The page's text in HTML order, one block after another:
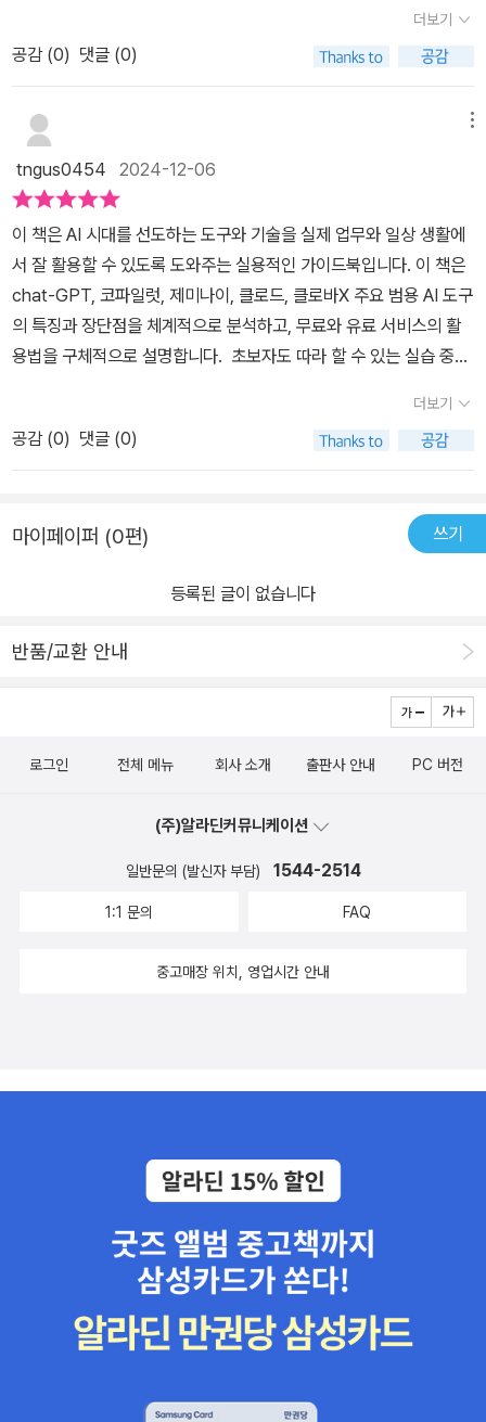
인의 삶에 어떤 영향을 미칠지를 고민하는 모든 분들에게도 도움이
될 것이다. 이 책과 더불어 '챗봇 2025 트렌드 & 활용백과'와 같이 보
면 활용면에서 더 좋을 것이다. ​​​​AI 미래를 준비하는 자들에게 필수 지
침서AI 2025 트렌드 & 활용백과채성모의 손에 잡히는 독서를 통해
도서 지원을 받아주관적으로 작성한 리뷰입니다.
운 재미를 느끼게 될 거라고 이야기하고 있다.​AI의 발전은 단순한 기
술 혁신을 넘어 이미 우리의 일상과 산업 전반을 재편하고 있다. 특히
적인 영향을 차분히 분석한다.​이 책에서 특히 눈길을 끄는 부분은 AI
가 직업 세계에 끼칠 변화다. 어떤 직업이 사라지고, 어떤 새로운 가능
성이 열릴 것인지, 데이터를 통해 보여준다. 하지만 그는 AI로 인한 일
자리 감소만을 경고하지 않는다. “AI를 활용하는 사람만이 새로운 시
대의 주인공이 될 수 있다”며 기술의 흐름을 이해하고 이를 기회로 삼
으라는 메시지를 전한다.​한편, AI와 인간의 관계에 대한 철학적 논의
도 깊이 있게 다룬다. AI가 인간을 넘어서는 지능을 갖게 되는 시대,
우리는 어떤 가치를 지켜야 할까? 기술이 발전할수록 인간 고유의 창
기술을 무작정 두려워하거나 맹목적으로 받아들이지 말고, 중심을 잡
고 주체적으로 활용할 수 있어야 한다고 말한다.​마지막으로 우리가
미래를 준비하는 방법에 대해 이야기한다. AI 기술을 이해하고 활용
법, 실천 전략을 구체적으로 제안하며 독자들이 당장 실천에 옮길 수
있는 지침을 제공한다.​책을 읽으며 가장 마음에 남았던 한 문장은 “기
술은 도구일 뿐, 그 도구를 어떻게 사용할지는 결국 인간의 몫이다”였
개인과 사회의 미래가 달라질 수 있음을 저자는 강조한다.​이 책은 변
삼기 위해 꼭 필요한 통찰을 담고 있다. AI가 만들어 갈 2025년 이후
‘AI 2025’는 우리가 주체적으로 미래를 준비하는 방법에 대해 생각하
있어야 한다는 메시지를 통해 독자들에게 따뜻한 경고와 함께 실천적
인 조언을 건네는 책이다.​ㅡ​'채성모의 손에 잡히는 독서(채손독)'를
스타 #하놀 @hagonolza블로그 https://blog.naver.com/hago
미디어 게시물, 디지털 엽서, 초대장, 카드뉴스 등 다양한 그래픽 작업
트하게 준비하는 방법을 알려줍니다. 🔖 AI 2025 트렌드: 우리가 주
목해야 할 10가지1️⃣AI 에이전트 르네상스 시대2025년, AI는 더 이
상 단순한 도구가 아닙니다. ‘AI 에이전트’는 우리의 업무 파트너로 진
화하며 흥정, 협상, 문제 해결 등 복잡한 작업도 스스로 수행합니다.
을 담당하게 될 것입니다.2️⃣AI 인터페이스 혁명복잡한 명령어를 이
해하지 않아도 AI를 쉽게 활용할 수 있는 시대가 열렸습니다. 멀티모
달 인터페이스를 통해 텍스트, 음성, 이미지를 동시에 처리할 수 있는
기술이 빠르게 발전하며 사용자 경험이 대폭 향상되고 있습니다. 3️⃣
검색의 뉴노멀: AI 검색의 일상화검색은 더 이상 키워드 입력에 머물
지 않습니다. AI는 대화형 인터페이스를 통해 사용자의 의도를 깊이
이해하고, 맞춤형 결과를 제공합니다. 특히 개인화된 추천과 실시간
데이터 분석이 AI 검색의 핵심입니다.4️⃣멀티모달 AI와 로봇 기술로
봇과 AI의 결합은 제조업부터 개인 비서 서비스까지 다양한 분야에서
대오픈AI, 구글, MS 등 글로벌 빅테크 기업들은 AI 언어모델 개발 경
쟁을 펼치고 있습니다. 각 기업은 더 빠르고 정확하며, 효율적인 AI 모
델을 제공하기 위해 치열한 기술 전쟁을 벌이고 있습니다....📚AI 활
챗GPT:텍스트 생성, 데이터 분석, 코딩 등 다양한 작업을 지원하며,
AI로, 보고서 작성, 데이터 시각화 등 직장인을 위한 강력한 도구입니
다.제미나이:구글의 범용 AI로 최신 정보 검색과 문서 작성에 탁월합
니다. 클로바X:네이버의 한국어 특화 AI로, 자연스러운 대화와 콘텐
을 위한 AI 도구미드저니: 간단한 텍스트 입력만으로 고품질 이미지
가능해 창작자들에게 사랑받고 있습니다.픽토리: 텍스트를 기반으로
숏폼 영상을 생성하는 데 최적화된 도구로, 소셜미디어 마케팅에 유
주는 음악 창작 도구입니다.3️⃣맞춤형 AI 챗봇 제작AI를 업무에 맞게
게 설계할 수 있습니다.📌AI는 이제 우리의 삶에서 빠질 수 없는 도구
히 도구의 기능을 익히는 데 그치지 않고, 이를 창의적으로 활용할 줄
알아야 합니다. 2025년, AI는 우리의 파트너로서 더 큰 가능성을 열
마트북스 ,김덕진 ,AI트렌드 ,생성형AI ,AI도구활용 ,챗GPT ,미드저
니 ,코파일럿 ,생산성AI
더보기
공감 (0) 댓글 (0)
tngus0454 2024-12-06
이 책은 AI 시대를 선도하는 도구와 기술을 실제 업무와 일상 생활에
서 잘 활용할 수 있도록 도와주는 실용적인 가이드북입니다. 이 책은
chat-GPT, 코파일럿, 제미나이, 클로드, 클로바X 주요 범용 AI 도구
의 특징과 장단점을 체계적으로 분석하고, 무료와 유료 서비스의 활
용법을 구체적으로 설명합니다. 초보자도 따라 할 수 있는 실습 중심
점이라고 생각합니다. 또한, 효과적인 프롬프트 엔지니어링과 유용한
자료 공유 사이트도 소개해 AI 활용 능력을 한 단계 끌어올릴 수 있습
니다. 비전문가도 이해하기 쉽게 풀어낸 내용 덕분에 누구나 AI를 업
의 구체적인 설명들을 하나 하나 실습해보며, AI와 좀 더 친숙해 질
을 것 같아 추천합니다. <이 책은 채성모의손에잡히는독서를 통해 도
더보기
공감 (0) 댓글 (0)
마이페이퍼 (0편) 쓰기
등록된 글이 없습니다
반품/교환 안내
로그인 전체 메뉴 회사 소개 출판사 안내 PC 버전
(주)알라딘커뮤니케이션
일반문의 (발신자 부담) 1544-2514
1:1 문의 FAQ
중고매장 위치, 영업시간 안내